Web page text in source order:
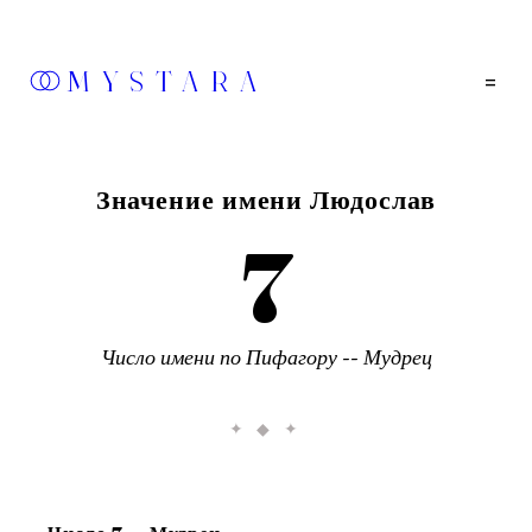
MYSTARA =
Значение имениЛюдослав
7
Число имени по Пифагору -- Мудрец
✦ ◆ ✦